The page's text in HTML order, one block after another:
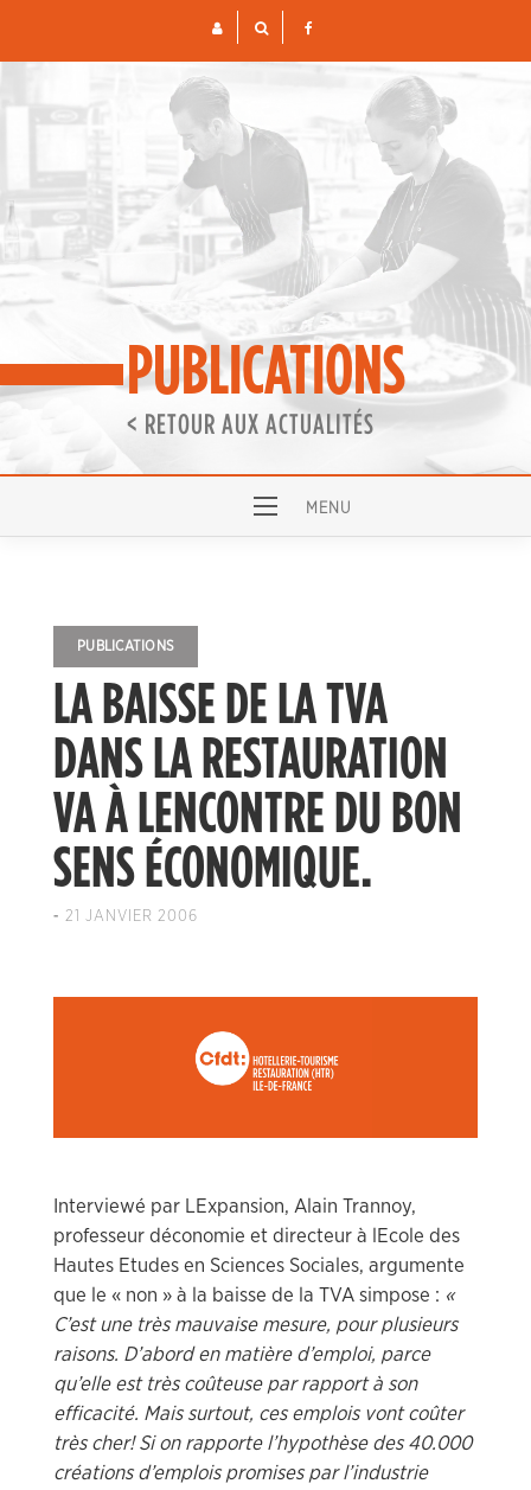
PUBLICATIONS
< RETOUR AUX ACTUALITÉS
PUBLICATIONS
LA BAISSE DE LA TVA
DANS LA RESTAURATION
VA À LENCONTRE DU BON
SENS ÉCONOMIQUE.
- 21 JANVIER 2006
Interviewé par LExpansion, Alain Trannoy,
professeur déconomie et directeur à lEcole des
Hautes Etudes en Sciences Sociales, argumente
que le « non » à la baisse de la TVA simpose : «
C’est une très mauvaise mesure, pour plusieurs
raisons. D’abord en matière d’emploi, parce
qu’elle est très coûteuse par rapport à son
efficacité. Mais surtout, ces emplois vont coûter
très cher! Si on rapporte l’hypothèse des 40.000
créations d’emplois promises par l’industrie